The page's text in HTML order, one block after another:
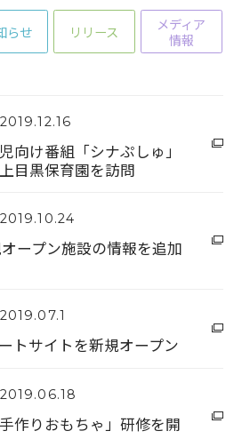
らせ リリース
メディア
情報
2019.12.16
向け番組「シナぷしゅ」
目黒保育園を訪問
2019.10.24
ープン施設の情報を追加
2019.07.1
トサイトを新規オープン
2019.06.18
作りおもちゃ」研修を開